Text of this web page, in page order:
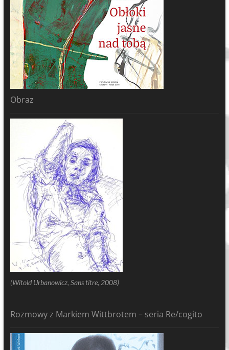
Obraz
(Witold Urbanowicz, Sans titre, 2008)
Rozmowy z Markiem Wittbrotem – seria Re/cogito